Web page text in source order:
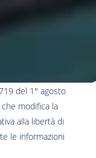
del 1° agosto
modifica la
alla libertà di
le informazioni